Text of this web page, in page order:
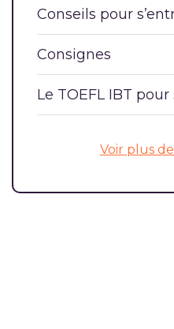
Conseils pour
Consignes
Le TOEFL IBT
Voir plus